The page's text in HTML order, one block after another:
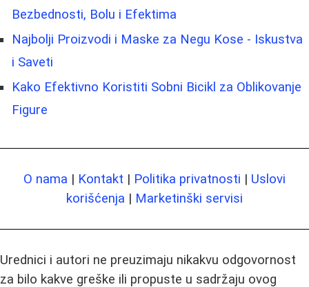
Bezbednosti, Bolu i Efektima
Najbolji Proizvodi i Maske za Negu Kose - Iskustva
i Saveti
Kako Efektivno Koristiti Sobni Bicikl za Oblikovanje
Figure
O nama | Kontakt | Politika privatnosti | Uslovi
korišćenja | Marketinški servisi
Urednici i autori ne preuzimaju nikakvu odgovornost
za bilo kakve greške ili propuste u sadržaju ovog